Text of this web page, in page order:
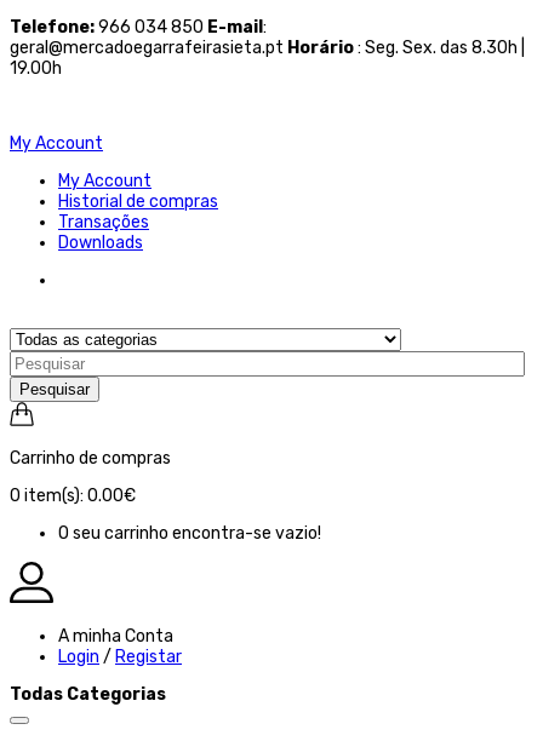
Telefone:966 034 850 E-mail :
geral@mercadoegarrafeirasieta.pt Horário: Seg. Sex. das 8.30h |
19.00h
My Account
My Account
Historial de compras
Transações
Downloads
Pesquisar
Carrinho de compras
0 item(s): 0.00€
O seu carrinho encontra-se vazio!
A minha Conta
Login / Registar
Todas Categorias